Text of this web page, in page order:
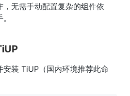
无需手动配置复杂的组件依
安装 TiUP（国内环境推荐此命